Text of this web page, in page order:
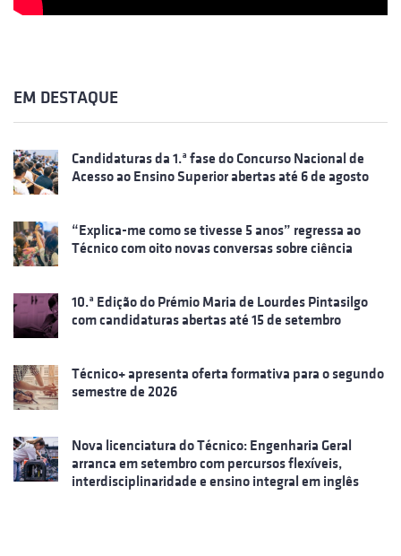
EM DESTAQUE
Candidaturas da 1.ª fase do Concurso Nacional de
Acesso ao Ensino Superior abertas até 6 de agosto
“Explica-me como se tivesse 5 anos” regressa ao
Técnico com oito novas conversas sobre ciência
10.ª Edição do Prémio Maria de Lourdes Pintasilgo
com candidaturas abertas até 15 de setembro
Técnico+ apresenta oferta formativa para o segundo
semestre de 2026
Nova licenciatura do Técnico: Engenharia Geral
arranca em setembro com percursos flexíveis,
interdisciplinaridade e ensino integral em inglês